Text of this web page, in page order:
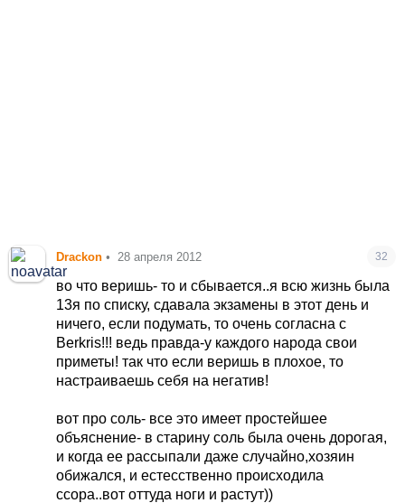
Drackon • 28 апреля 2012 32
во что веришь- то и сбывается..я всю жизнь была
13я по списку, сдавала экзамены в этот день и
ничего, если подумать, то очень согласна с
Berkris!!! ведь правда-у каждого народа свои
приметы! так что если веришь в плохое, то
настраиваешь себя на негатив!
вот про соль- все это имеет простейшее
объяснение- в старину соль была очень дорогая,
и когда ее рассыпали даже случайно,хозяин
обижался, и естесственно происходила
ссора..вот оттуда ноги и растут))